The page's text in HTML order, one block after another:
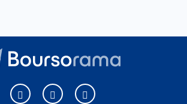
Boursorama sur Facebook
Boursorama sur XBoursorama sur